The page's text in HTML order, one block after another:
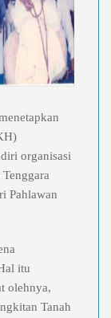
organisasi
Pahlawan
itu
olehnya,
Tanah